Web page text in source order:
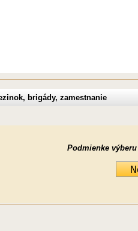
brigády, zamestnanie
Podmienke výberu